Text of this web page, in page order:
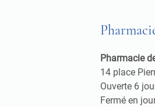
Pharmacie
14 place
Ouverte 6
Fermé en